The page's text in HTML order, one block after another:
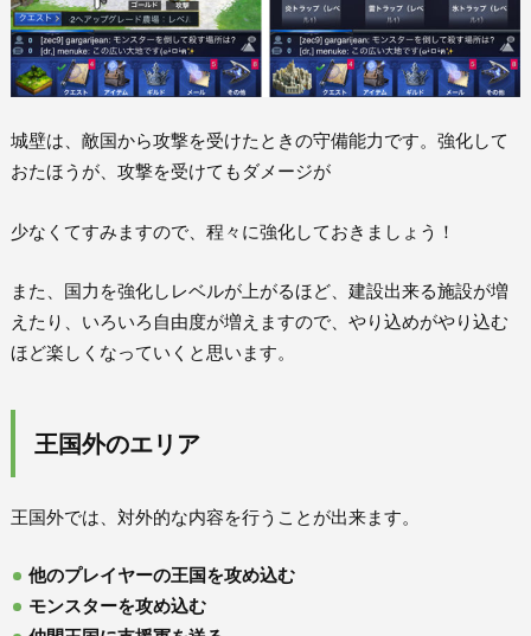
城壁は、敵国から攻撃を受けたときの守備能力です。強化して
おたほうが、攻撃を受けてもダメージが
少なくてすみますので、程々に強化しておきましょう！
また、国力を強化しレベルが上がるほど、建設出来る施設が増
えたり、いろいろ自由度が増えますので、やり込めがやり込む
ほど楽しくなっていくと思います。
王国外のエリア
王国外では、対外的な内容を行うことが出来ます。
他のプレイヤーの王国を攻め込む
モンスターを攻め込む